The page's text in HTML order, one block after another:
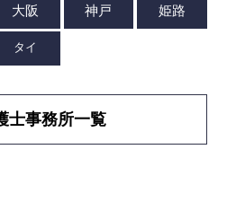
士事務所一覧